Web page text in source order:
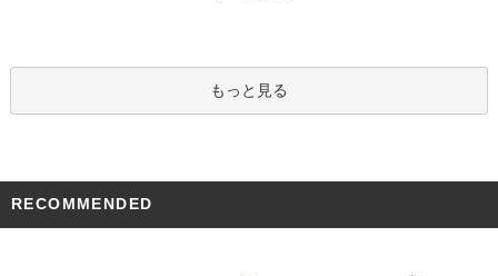
もっと見る
RECOMMENDED